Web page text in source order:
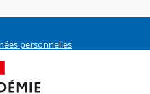
personnelles